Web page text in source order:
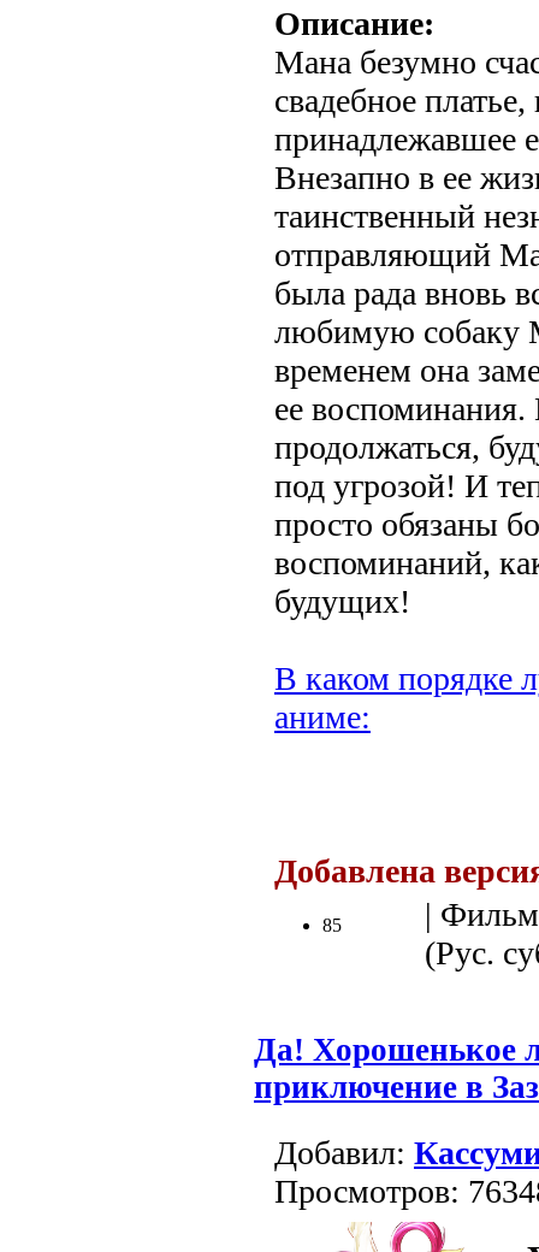
Описание:
Мана безумно
свадебное
принадлежавшее
Внезапно в ее
таинственный
отправляющий
была рада вновь
любимую собаку
временем она
ее воспоминания.
продолжаться,
под угрозой! И
просто обязаны
воспоминаний,
будущих!
В каком порядке
аниме:
Добавлена
85
|
(Рус.
Да! Хорошенькое
приключение в
Добавил:
Просмотров: